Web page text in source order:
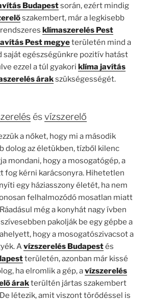
Budapestsorán, ezért mindig
szakembert, már a legkisebb
klímaszerelés Pest
Pest megyeterületén mind a
saját egészségünkre pozitív hatást
ezzel a túl gyakori klíma javítás
árakszükségességét.
ésvízszerelő
a nőket, hogy mi a második
dolog az életükben, tízből kilenc
mondani, hogy a mosogatógép, a
fog kérni karácsonyra. Hihetetlen
egy háziasszony életét, ha nem
felhalmozódó mosatlan miatt
még a konyhát nagy ívben
pakolják be egy gépbe a
hogy a mosogatószivacsot a
Avízszerelés Budapestés
területén, azonban már kissé
ha elromlik a gép, avízszerelés
árakterültén jártas szakembert
létezik, amit viszont törődéssel is